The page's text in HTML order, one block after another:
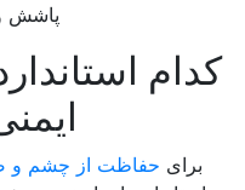
پاشش و
برایحفاظت از چشم و